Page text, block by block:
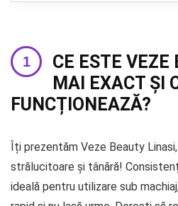
CE ESTE VEZE
MAI EXACT ȘI
FUNCȚIONEAZĂ?
Îți prezentăm Veze Beauty
strălucitoare și tânără!
ideală pentru utilizare sub